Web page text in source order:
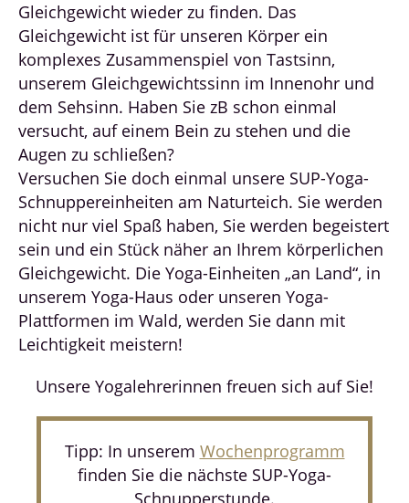
Gleichgewicht wieder zu finden. Das
Gleichgewicht ist für unseren Körper ein
komplexes Zusammenspiel von Tastsinn,
unserem Gleichgewichtssinn im Innenohr und
dem Sehsinn. Haben Sie zB schon einmal
versucht, auf einem Bein zu stehen und die
Augen zu schließen?
Versuchen Sie doch einmal unsere SUP-Yoga-
Schnuppereinheiten am Naturteich. Sie werden
nicht nur viel Spaß haben, Sie werden begeistert
sein und ein Stück näher an Ihrem körperlichen
Gleichgewicht. Die Yoga-Einheiten „an Land“, in
unserem Yoga-Haus oder unseren Yoga-
Plattformen im Wald, werden Sie dann mit
Leichtigkeit meistern!
Unsere Yogalehrerinnen freuen sich auf Sie!
Tipp: In unserem Wochenprogramm
finden Sie die nächste SUP-Yoga-
Schnupperstunde.